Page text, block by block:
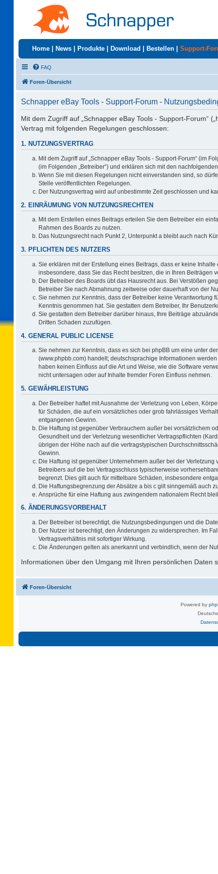
Home News Produkte Download Bestellen Support-
FAQ
Foren-Übersicht
Schnapper eBay Tools - Support-Forum -
Mit dem Zugriff auf „Schnapper eBay Tools - Support-Forum“
Vertrag mit folgenden Regelungen geschlossen:
1. NUTZUNGSVERTRAG
Mit dem Zugriff auf „Schnapper eBay Tools - Support-Forum“ (im
(im Folgenden „Betreiber“) und erklären sich mit den
Wenn Sie mit diesen Regelungen nicht einverstanden sind, so
Stelle veröffentlichten Regelungen.
Der Nutzungsvertrag wird auf unbestimmte Zeit geschlossen und
2. EINRÄUMUNG VON NUTZUNGSRECHTEN
Mit dem Erstellen eines Beitrags erteilen Sie dem Betreiber ein
Rahmen des Boards zu nutzen.
Das Nutzungsrecht nach Punkt 2, Unterpunkt a bleibt auch nach
3. PFLICHTEN DES NUTZERS
Sie erklären mit der Erstellung eines Beitrags, dass er keine
insbesondere, dass Sie das Recht besitzen, die in Ihren Beiträgen
Der Betreiber des Boards übt das Hausrecht aus. Bei Verstößen
Betreiber Sie nach Abmahnung zeitweise oder dauerhaft von der
Sie nehmen zur Kenntnis, dass der Betreiber keine Verantwortung
Kenntnis genommen hat. Sie gestatten dem Betreiber, Ihr
Sie gestatten dem Betreiber darüber hinaus, Ihre Beiträge
Dritten Schaden zuzufügen.
4. GENERAL PUBLIC LICENSE
Sie nehmen zur Kenntnis, dass es sich bei phpBB um eine unter der
(www.phpbb.com) handelt; deutschsprachige Informationen
haben keinen Einfluss auf die Art und Weise, wie die Software
nicht untersagen oder auf Inhalte fremder Foren Einfluss nehmen.
5. GEWÄHRLEISTUNG
Der Betreiber haftet mit Ausnahme der Verletzung von Leben,
für Schäden, die auf ein vorsätzliches oder grob fahrlässiges
entgangenen Gewinn.
Die Haftung ist gegenüber Verbrauchern außer bei vorsätzlichem
Gesundheit und der Verletzung wesentlicher Vertragspflichten
übrigen der Höhe nach auf die vertragstypischen
Gewinn.
Die Haftung ist gegenüber Unternehmern außer bei der
Betreibers auf die bei Vertragsschluss typischerweise
begrenzt. Dies gilt auch für mittelbare Schäden, insbesondere
Die Haftungsbegrenzung der Absätze a bis c gilt sinngemäß auch
Ansprüche für eine Haftung aus zwingendem nationalem Recht
6. ÄNDERUNGSVORBEHALT
Der Betreiber ist berechtigt, die Nutzungsbedingungen und die
Der Nutzer ist berechtigt, den Änderungen zu widersprechen. Im
Vertragsverhältnis mit sofortiger Wirkung.
Die Änderungen gelten als anerkannt und verbindlich, wenn der
Informationen über den Umgang mit Ihren persönlichen Daten
Foren-Übersicht
Powered by